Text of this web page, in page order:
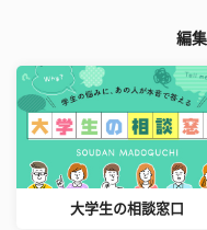
編
大学生の相談窓口